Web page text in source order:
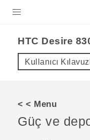
VIVE
VIVERSE
HTC Desire
Kullanıcı
< < Menu
Güç ve